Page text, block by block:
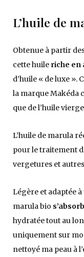
L’huile de
Obtenue à partir
cette huile riche en
d’huile « de luxe ».
la marque Makéda
que de l’huile
L’huile de marula
pour le traitement
vergetures et
Légère et adaptée à
marula bio
hydratée tout au
uniquement sur
nettoyé ma peau à